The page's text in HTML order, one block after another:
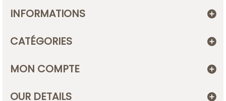
INFORMATIONS
CATÉGORIES
MON COMPTE
OUR DETAILS